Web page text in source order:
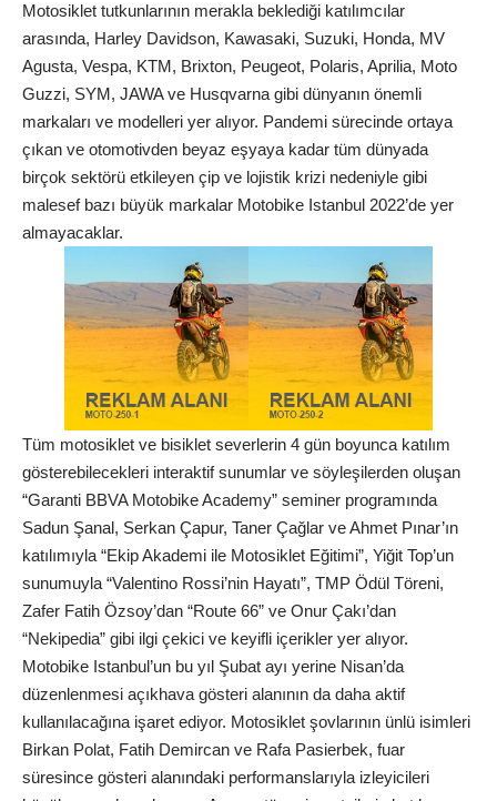
Motosiklet tutkunlarının merakla beklediği katılımcılar
arasında, Harley Davidson, Kawasaki, Suzuki, Honda, MV
Agusta, Vespa, KTM, Brixton, Peugeot, Polaris, Aprilia, Moto
Guzzi, SYM, JAWA ve Husqvarna gibi dünyanın önemli
markaları ve modelleri yer alıyor. Pandemi sürecinde ortaya
çıkan ve otomotivden beyaz eşyaya kadar tüm dünyada
birçok sektörü etkileyen çip ve lojistik krizi nedeniyle gibi
malesef bazı büyük markalar Motobike Istanbul 2022’de yer
almayacaklar.
Tüm motosiklet ve bisiklet severlerin 4 gün boyunca katılım
gösterebilecekleri interaktif sunumlar ve söyleşilerden oluşan
“Garanti BBVA Motobike Academy” seminer programında
Sadun Şanal, Serkan Çapur, Taner Çağlar ve Ahmet Pınar’ın
katılımıyla “Ekip Akademi ile Motosiklet Eğitimi”, Yiğit Top’un
sunumuyla “Valentino Rossi’nin Hayatı”, TMP Ödül Töreni,
Zafer Fatih Özsoy’dan “Route 66” ve Onur Çakı’dan
“Nekipedia” gibi ilgi çekici ve keyifli içerikler yer alıyor.
Motobike Istanbul’un bu yıl Şubat ayı yerine Nisan’da
düzenlenmesi açıkhava gösteri alanının da daha aktif
kullanılacağına işaret ediyor. Motosiklet şovlarının ünlü isimleri
Birkan Polat, Fatih Demircan ve Rafa Pasierbek, fuar
süresince gösteri alanındaki performanslarıyla izleyicileri